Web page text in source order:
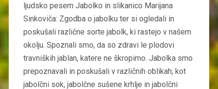
ljudsko pesem Jabolko in slikanico Marijana
Sinkoviča: Zgodba o jabolku ter si ogledali in
poskušali različne sorte jabolk, ki rastejo v našem
okolju. Spoznali smo, da so zdravi le plodovi
travniških jablan, katere ne škropimo. Jabolka smo
prepoznavali in poskušali v različnih oblikah; kot
jabolčni sok, jabolčne sušene krhlje in jabolčni